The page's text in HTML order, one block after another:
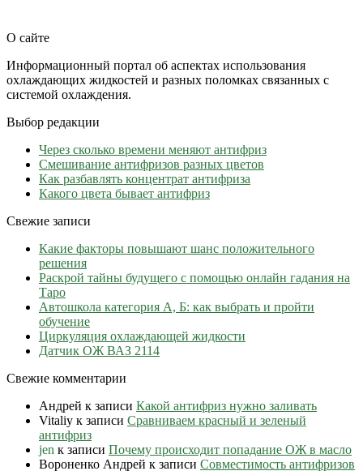
О сайте
Информационный портал об аспектах использования
охлаждающих жидкостей и разных поломках связанных с
системой охлаждения.
Выбор редакции
Через сколько времени меняют антифриз
Cмешивание антифризов разных цветов
Как разбавлять концентрат антифриза
Какого цвета бывает антифриз
Свежие записи
Какие факторы повышают шанс положительного
решения
Раскрой тайны будущего с помощью онлайн гадания на
Таро
Автошкола категория А, Б: как выбрать и пройти
обучение
Циркуляция охлаждающей жидкости
Датчик ОЖ ВАЗ 2114
Свежие комментарии
Андрей к записи Какой антифриз нужно заливать
Vitaliy к записи Сравниваем красный и зеленый
антифриз
jen к записи Почему происходит попадание ОЖ в масло
Вороненко Андрей к записи Совместимость антифризов